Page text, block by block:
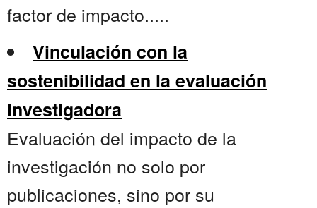
factor de impacto.....
Vinculación con la
sostenibilidad en la evaluación
investigadora
Evaluación del impacto de la
investigación no solo por
publicaciones, sino por su